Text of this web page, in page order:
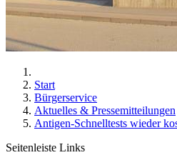
Start
Bürgerservice
Aktuelles & Pressemitteilungen
Antigen-Schnelltests wieder
Seitenleiste Links